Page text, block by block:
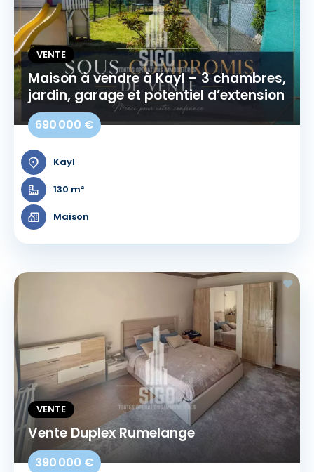
VENTE
Maison à vendre à Kayl – 3 chambres,
jardin, garage et potentiel d’extension
690 000 €
Kayl
130 m²
Maison
VENTE
Vente Duplex Rumelange
390 000 €